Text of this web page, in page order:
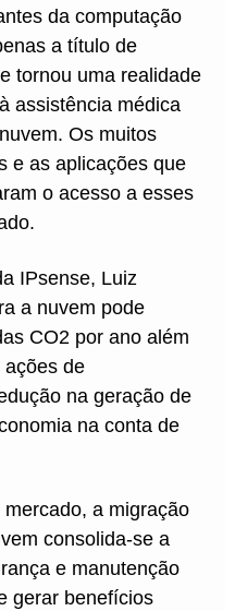
da computação
a título de
tornou uma realidade
assistência médica
Os muitos
e as aplicações que
o acesso a esses
IPsense, Luiz
a nuvem pode
CO2 por ano além
ações de
na geração de
na conta de
a migração
consolida-se a
e manutenção
gerar benefícios